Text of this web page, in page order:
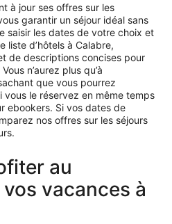
à jour ses offres sur les
garantir un séjour idéal sans
saisir les dates de votre choix et
liste d’hôtels à Calabre,
de descriptions concises pour
n’aurez plus qu’à
que vous pourrez
vous le réservez en même temps
ebookers. Si vos dates de
nos offres sur les séjours
au
vacances à